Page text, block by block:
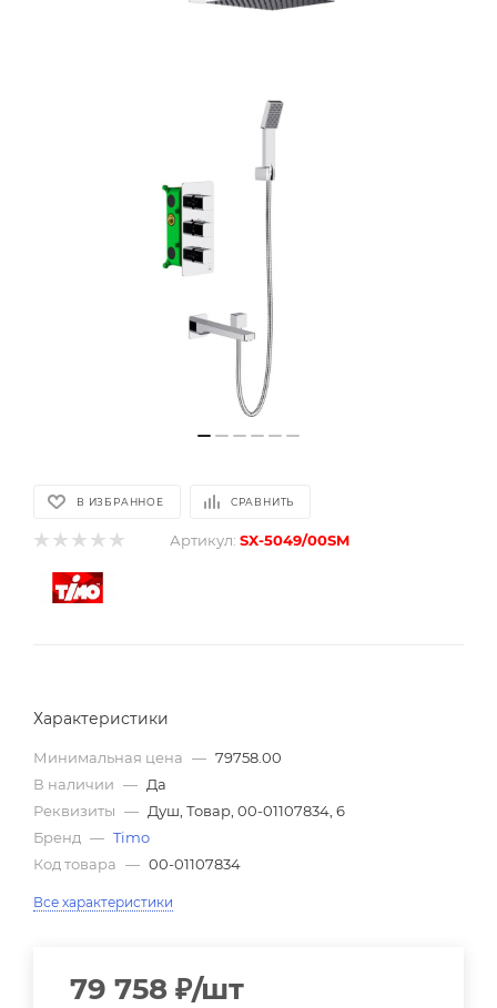
В ИЗБРАННОЕ СРАВНИТЬ
Артикул: SX-5049/00SM
Характеристики
Минимальная цена — 79758.00
В наличии — Да
Реквизиты — Душ, Товар, 00-01107834, 6
Бренд — Timo
Код товара — 00-01107834
Все характеристики
79 758 ₽/шт